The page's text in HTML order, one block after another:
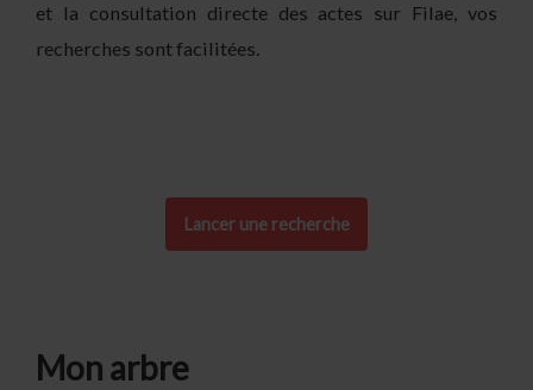
et la consultation directe des actes sur Filae, vos
recherches sont facilitées.
Lancer une recherche
Mon arbre